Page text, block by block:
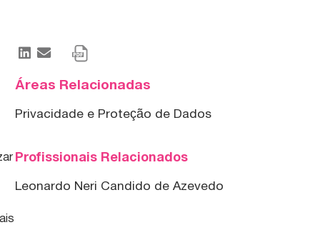
Áreas Relacionadas
Privacidade e Proteção de Dados
Profissionais Relacionados
Leonardo Neri Candido de Azevedo